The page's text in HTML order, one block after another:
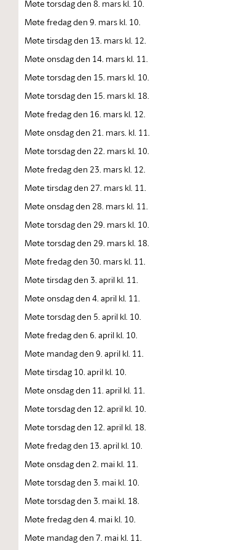
Møte torsdag den 8. mars kl. 10.
Møte fredag den 9. mars kl. 10.
Møte tirsdag den 13. mars kl. 12.
Møte onsdag den 14. mars kl. 11.
Møte torsdag den 15. mars kl. 10.
Møte torsdag den 15. mars kl. 18.
Møte fredag den 16. mars kl. 12.
Møte onsdag den 21. mars. kl. 11.
Møte torsdag den 22. mars kl. 10.
Møte fredag den 23. mars kl. 12.
Møte tirsdag den 27. mars kl. 11.
Møte onsdag den 28. mars kl. 11.
Møte torsdag den 29. mars kl. 10.
Møte torsdag den 29. mars kl. 18.
Møte fredag den 30. mars kl. 11.
Møte tirsdag den 3. april kl. 11.
Møte onsdag den 4. april kl. 11.
Møte torsdag den 5. april kl. 10.
Møte fredag den 6. april kl. 10.
Møte mandag den 9. april kl. 11.
Møte tirsdag 10. april kl. 10.
Møte onsdag den 11. april kl. 11.
Møte torsdag den 12. april kl. 10.
Møte torsdag den 12. april kl. 18.
Møte fredag den 13. april kl. 10.
Møte onsdag den 2. mai kl. 11.
Møte torsdag den 3. mai kl. 10.
Møte torsdag den 3. mai kl. 18.
Møte fredag den 4. mai kl. 10.
Møte mandag den 7. mai kl. 11.